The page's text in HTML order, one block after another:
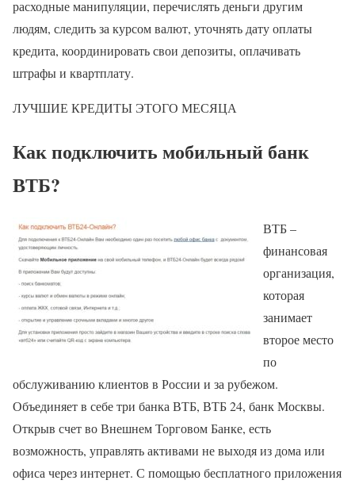
расходные манипуляции, перечислять деньги другим
людям, следить за курсом валют, уточнять дату оплаты
кредита, координировать свои депозиты, оплачивать
штрафы и квартплату.
ЛУЧШИЕ КРЕДИТЫ ЭТОГО МЕСЯЦА
Как подключить мобильный банк
ВТБ?
ВТБ –
финансовая
организация,
которая
занимает
второе место
по
обслуживанию клиентов в России и за рубежом.
Объединяет в себе три банка ВТБ, ВТБ 24, банк Москвы.
Открыв счет во Внешнем Торговом Банке, есть
возможность, управлять активами не выходя из дома или
офиса через интернет. С помощью бесплатного приложения